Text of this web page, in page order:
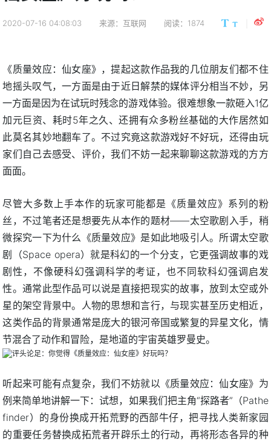
2020-07-16 04:08:03 来源：互联网 阅读：1874
《质量效应：仙女座》，提起这款作品我的几位朋友们都不住
地摇头叹气，一方面是由于近日解禁的媒体评分相当不妙，另
一方面是因为在试玩时残念的游戏体验。很难想象一款砸入1亿
加元巨资、耗时5年之久、还拥有众多粉丝基础的大作居然如
此莫名其妙地翻车了。不过究竟这款游戏好不好玩，还得由玩
家们自己去感受、评价，我们不妨一起来聊聊这款游戏的方方
面面。
尽管大多数上手本作的玩家可能都是《质量效应》系列的粉
丝，不过笔者还是想要先从本作的题材——太空歌剧入手，稍
微探究一下为什么《质量效应》是如此地吸引人。所谓太空歌
剧（Space opera）就是科幻的一个分支，它更强调故事的戏
剧性，不像硬科幻强调科学的考证，也不同软科幻强调启发
性。通常此型作品可以说是直接把现实的故事，放到太空或外
星的架空背景中。人物的思想和言行，与现实甚至历史相近，
这类作品的背景通常是庞大的银河帝国或繁复的异星文化，情
节混合了动作和冒险，是地道的宇宙英雄罗曼史。
听起来可能有点复杂，我们不妨就以《质量效应：仙女座》为
例来简单地讲解一下：试想，如果我们把主角“探路者”（Pathe
finder）的身份换成开拓荒野的西部牛仔，把寻找人类新家园
的重要任务替换成拓荒者开辟乐土的行动，再将形态各异的种